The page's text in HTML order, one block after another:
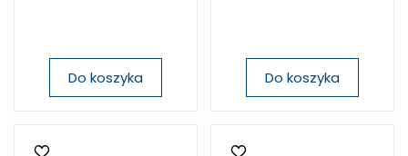
Do koszyka Do koszyka